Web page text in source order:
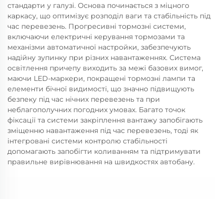
стандарти у галузі. Основа починається з міцного
каркасу, що оптимізує розподіл ваги та стабільність під
час перевезень. Прогресивні тормозні системи,
включаючи електричні керування тормозами та
механізми автоматичної настройки, забезпечують
надійну зупинку при різних навантаженнях. Система
освітлення причепу виходить за межі базових вимог,
маючи LED-маркери, покращені тормозні лампи та
елементи бічної видимості, що значно підвищують
безпеку під час нічних перевезень та при
неблагополучних погодних умовах. Багато точок
фіксації та системи закріплення вантажу запобігають
зміщенню навантаження під час перевезень, тоді як
інтегровані системи контролю стабільності
допомагають запобігти коливанням та підтримувати
правильне вирівнювання на швидкостях автобану.